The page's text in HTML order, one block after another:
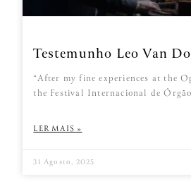
Testemunho Leo Van
“After my fine experiences at the
the Festival Internacional de
LER MAIS »
31 Agosto, 2025